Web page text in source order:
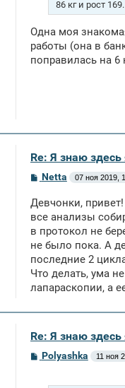
86 кг и рост 169.
Одна моя
работы (она в
поправилась на 6
Re: Я знаю
С
б
щ
н
и
Netta 07 ноя 2019,
Девчонки,
все анализы
в протокол не
не было пока. А
последние 2
Что делать, ума
лапараскопии, а
Re: Я знаю
СPolyashka 11 ноя